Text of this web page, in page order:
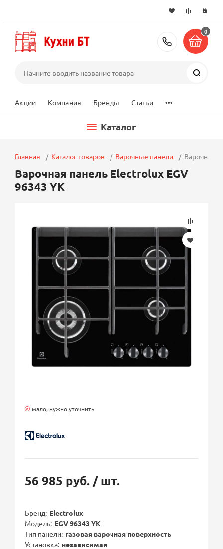
+7 (495)
0
Акции Компания Бренды Статьи ...
Каталог
Главная Каталог товаров Варочные панели Варочная
Варочная панель Electrolux EGV
96343 YK
мало, нужно уточнить
56 985 руб. / шт.
Бренд Electrolux
Модель EGV 96343 YK
Тип панели газовая варочная поверхность
Установка независимая